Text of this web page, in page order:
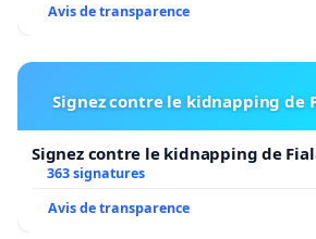
[3] Ce serait un comble de
Avis de transparence
Signez contre le kidnapping de
Signez contre le kidnapping de
363 signatures
Avis de transparence